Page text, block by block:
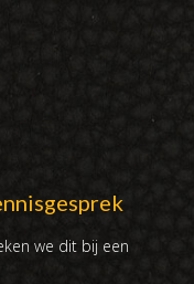
we dit bij een